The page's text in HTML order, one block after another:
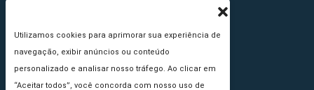
Utilizamos cookies para aprimorar sua experiência de
navegação, exibir anúncios ou conteúdo
personalizado e analisar nosso tráfego. Ao clicar em
“Aceitar todos”, você concorda com nosso uso de
Princípios Editoriais